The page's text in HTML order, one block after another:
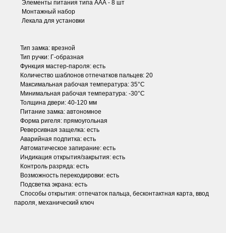
Элементы питания типа ААА - 8 шт
Монтажный набор
Лекала для установки
Тип замка: врезной
Тип ручки: Г-образная
Функция мастер-пароля: есть
Количество шаблонов отпечатков пальцев: 20
Максимальная рабочая температура: 35°C
Минимальная рабочая температура: -30°C
Толщина двери: 40-120 мм
Питание замка: автономное
Форма ригеля: прямоугольная
Реверсивная защелка: есть
Аварийная подпитка: есть
Автоматическое запирание: есть
Индикация открытия/закрытия: есть
Контроль разряда: есть
Возможность перекодировки: есть
Подсветка экрана: есть
Способы открытия: отпечаток пальца, бесконтактная карта, ввод
пароля, механический ключ